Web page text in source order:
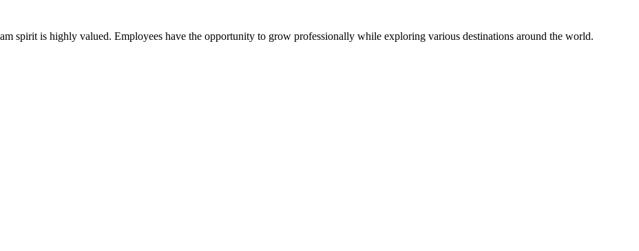
spirit is highly valued. Employees have the opportunity to grow professionally while exploring various destinations around the world.